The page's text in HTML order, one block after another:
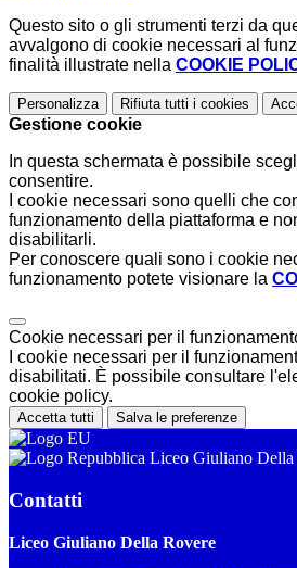
Questo sito o gli strumenti terzi da
avvalgono di cookie necessari al
finalità illustrate nella COOKIE
Personalizza Rifiuta tutti i cookies
Gestione cookie
In questa schermata è possibile
consentire.
I cookie necessari sono quelli che
funzionamento della piattaforma e
disabilitarli.
Per conoscere quali sono i cookie
funzionamento potete visionare la
Cookie necessari per il
I cookie necessari per il
disabilitati. È possibile consultare
cookie policy.
Accetta tutti Salva le preferenze
Liceo Giuliano Della
Contatti
Liceo Giuliano Della Rovere